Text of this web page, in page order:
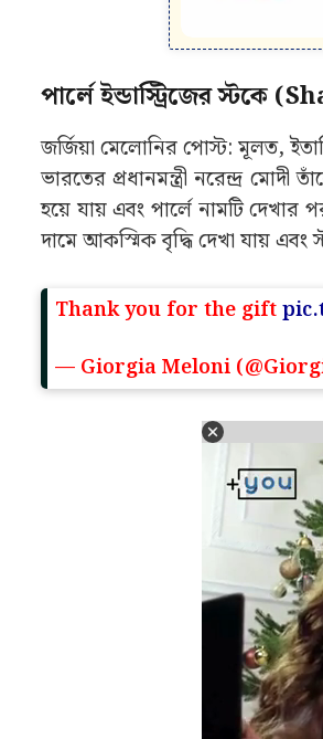
— Giorgia Meloni
আপার সার্কিটে পৌঁছেছে অন্য
লিস্টেড পার্লে ইন্ডাস্ট্রিজের
তৈরি হয়। এই কোম্পানিটি
উল্লেখযোগ্য বিষয় হল, পার্লে